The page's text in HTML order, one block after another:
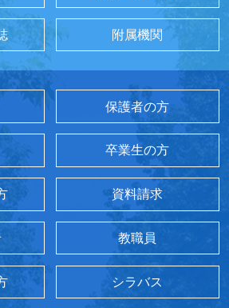
附属機関
保護者の方
卒業生の方
資料請求
教職員
シラバス